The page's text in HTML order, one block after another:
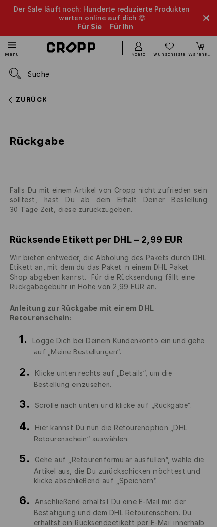
Der Sale läuft noch: Hunderte reduzierte Produkten
warten online auf dich 🤑
Für Sie
Für Ihn
Menü Konto Wunschliste Warenkorb
ZURÜCK
Rückgabe
Falls Du mit einem Artikel von Cropp nicht zufrieden sein
solltest, hast Du ab dem Erhalt Deiner Bestellung
30 Tage Zeit, diese zurückzugeben.
Rücksende Etikett per DHL – 2,99 EUR
Wir bieten entweder, die Abholung des Pakets durch DHL
Etikett an, mit dem du das Paket in einem DHL Paket
Shop abgeben kannst. Für die Rücksendung fällt eine
Rückgabegebühr in Höhe von 2,99 EUR an.
Anleitung zur Rückgabe mit einem DHL
Retourenschein:
Logge Dich bei Deinem Kundenkonto ein und gehe
auf „Meine Bestellungen“.
Klicke unten rechts auf „Details“, um die
Bestellung einzusehen.
Scrolle nach unten und klicke auf „Rückgabe“.
Hier kannst Du nun die Retourenoption „DHL
Retourenschein“ auswählen.
Gehe auf „Retourenformular ausfüllen“, wähle die
Artikel aus, die Du zurückschicken möchtest und
klicke abschließend auf „Speichern“.
Anschließend erhältst Du eine E-Mail mit der
Bestätigung und dem DHL Retourenschein. Du
erhältst ein Rücksendeetikett per E-Mail innerhalb